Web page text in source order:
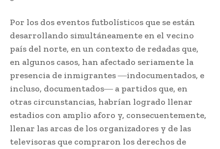
Por los dos eventos futbolísticos que se están
desarrollando simultáneamente en el vecino
país del norte, en un contexto de redadas que,
en algunos casos, han afectado seriamente la
presencia de inmigrantes ―indocumentados, e
incluso, documentados― a partidos que, en
otras circunstancias, habrían logrado llenar
estadios con amplio aforo y, consecuentemente,
llenar las arcas de los organizadores y de las
televisoras que compraron los derechos de